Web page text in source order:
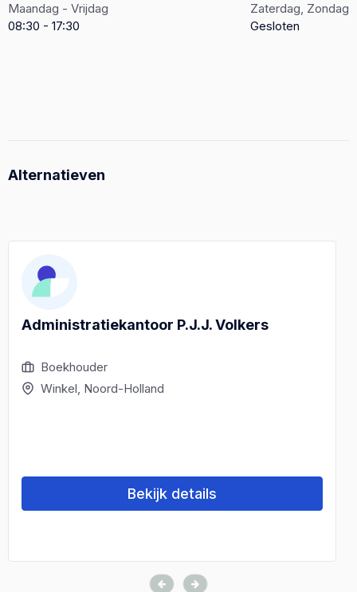
Maandag - Vrijdag
08:30 - 17:30
Zaterdag, Zondag
Gesloten
Alternatieven
Administratiekantoor P.J.J. Volkers
Boekhouder
Winkel, Noord-Holland
Bekijk details